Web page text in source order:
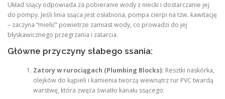
Układ ssący odpowiada za pobieranie wody z niecki i dostarczanie jej
do pompy. Jeśli linia ssąca jest osłabiona, pompa cierpi na tzw. kawitację
– zaczyna “mielić” powietrze zamiast wody, co prowadzi do jej
błyskawicznego przegrzania i zatarcia.
Główne przyczyny słabego ssania:
Zatory w rurociągach (Plumbing Blocks): Resztki naskórka,
olejków do kąpieli i kamienia tworzą wewnątrz rur PVC twardą
warstwę, która zwęża światło kanału ssącego.